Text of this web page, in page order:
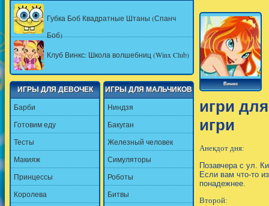
Губка Боб Квадратные Штаны (Спанч
Боб)
Клуб Винкс: Школа волшебниц (Winx Club)
ИГРЫ ДЛЯ ДЕВОЧЕК
Барби
Готовим еду
Тесты
Макияж
Принцессы
Королева
ИГРЫ ДЛЯ МАЛЬЧИКОВ
Ниндзя
Бакуган
Железный человек
Симуляторы
Роботы
Битвы
Винкс
игри
игри
Анекдот дня:
Позавчера с ул.
Если вам что-то
понадежнее.
Второй: